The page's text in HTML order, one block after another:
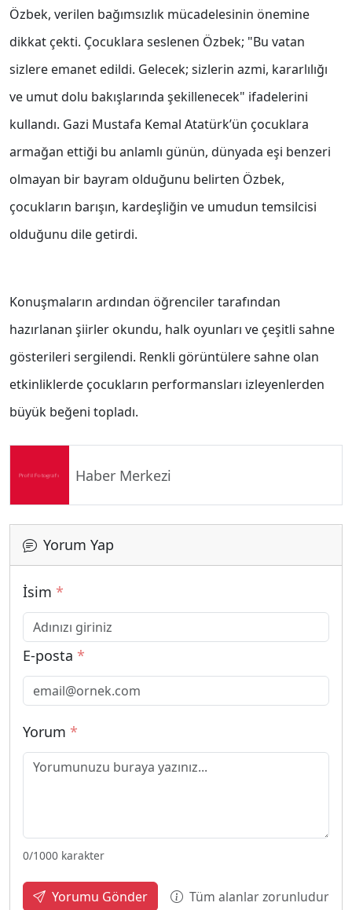
Özbek, verilen bağımsızlık mücadelesinin önemine
dikkat çekti. Çocuklara seslenen Özbek; "Bu vatan
sizlere emanet edildi. Gelecek; sizlerin azmi, kararlılığı
ve umut dolu bakışlarında şekillenecek" ifadelerini
kullandı. Gazi Mustafa Kemal Atatürk’ün çocuklara
armağan ettiği bu anlamlı günün, dünyada eşi benzeri
olmayan bir bayram olduğunu belirten Özbek,
çocukların barışın, kardeşliğin ve umudun temsilcisi
olduğunu dile getirdi.
Konuşmaların ardından öğrenciler tarafından
hazırlanan şiirler okundu, halk oyunları ve çeşitli sahne
gösterileri sergilendi. Renkli görüntülere sahne olan
etkinliklerde çocukların performansları izleyenlerden
büyük beğeni topladı.
Haber Merkezi
Yorum Yap
İsim *
E-posta *
Yorum *
0/1000 karakter
Yorumu Gönder Tüm alanlar zorunludur